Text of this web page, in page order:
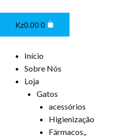
Kz0.00 0
Cart
Início
Sobre Nós
Loja
Gatos
acessórios
Higienização
Fármacos,,